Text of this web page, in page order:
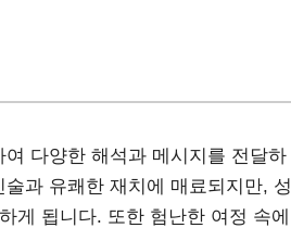
다양한 해석과 메시지를 전달하
과 유쾌한 재치에 매료되지만, 성
게 됩니다. 또한 험난한 여정 속에